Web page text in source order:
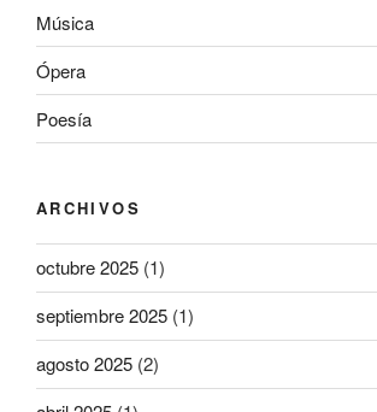
Música
Ópera
Poesía
ARCHIVOS
octubre 2025 (1)
septiembre 2025 (1)
agosto 2025 (2)